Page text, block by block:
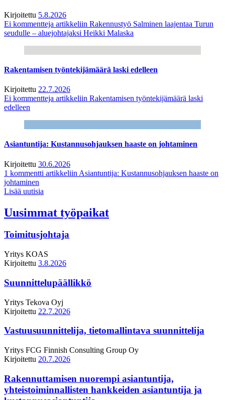
Kirjoitettu 5.8.2026
Ei kommentteja artikkeliin Rakennustyö Salminen laajentaa Turun
seudulle – aluejohtajaksi Heikki Malaska
Rakentamisen työntekijämäärä laski edelleen
Kirjoitettu 22.7.2026
Ei kommentteja artikkeliin Rakentamisen työntekijämäärä laski
edelleen
Asiantuntija: Kustannusohjauksen haaste on johtaminen
Kirjoitettu 30.6.2026
1 kommentti artikkeliin Asiantuntija: Kustannusohjauksen haaste on
johtaminen
Lisää uutisia
Uusimmat työpaikat
Toimitusjohtaja
Yritys KOAS
Kirjoitettu 3.8.2026
Suunnittelupäällikkö
Yritys Tekova Oyj
Kirjoitettu 22.7.2026
Vastuusuunnittelija, tietomallintava suunnittelija
Yritys FCG Finnish Consulting Group Oy
Kirjoitettu 20.7.2026
Rakennuttamisen nuorempi asiantuntija,
yhteistoiminnallisten hankkeiden asiantuntija ja